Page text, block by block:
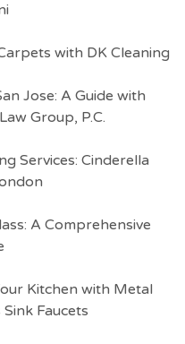
with DK Cleaning
Jose: A Guide with
Group, P.C.
Services: Cinderella
A Comprehensive
Kitchen with Metal
Faucets